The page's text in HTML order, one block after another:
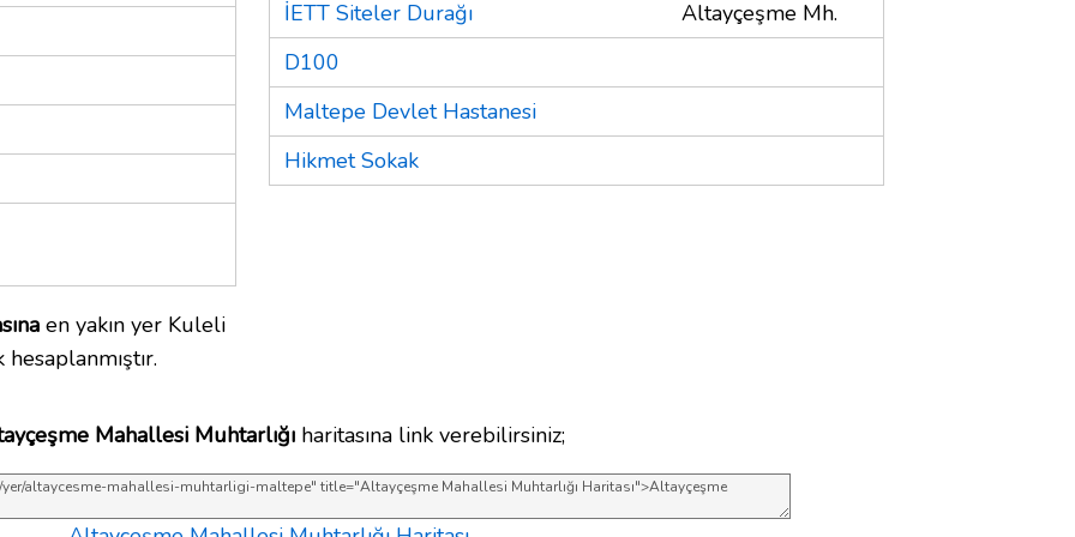
en yakın yer Kuleli
İETT Siteler Durağı
Altayçeşme Mh.
D100
Maltepe Devlet Hastanesi
Hikmet Sokak
Mahallesi Muhtarlığıharitasına link verebilirsiniz;